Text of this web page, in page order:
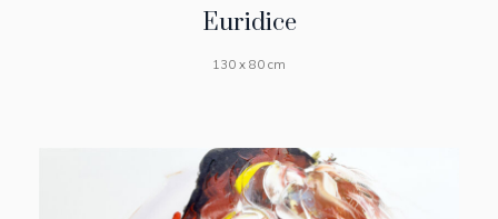
Euridice
130 x 80 cm